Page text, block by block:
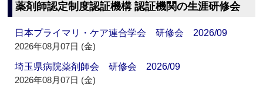
薬剤師認定制度認証機構 認証機関の生涯研修会
日本プライマリ・ケア連合学会 研修会 2026/09
2026年08月07日 (金)
埼玉県病院薬剤師会 研修会 2026/09
2026年08月07日 (金)